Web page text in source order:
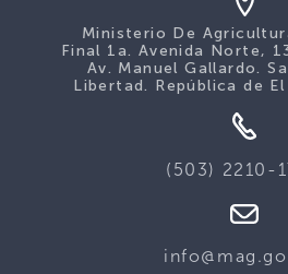
Ministerio De
Final 1a. Avenida Norte,
Av. Manuel Gallardo.
Libertad. República de El
(503) 2210-